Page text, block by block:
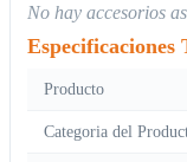
No hay accesorios
Especificaciones
Producto
Categoria del